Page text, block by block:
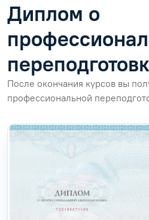
Диплом о
После окончания курсов вы
профессиональной